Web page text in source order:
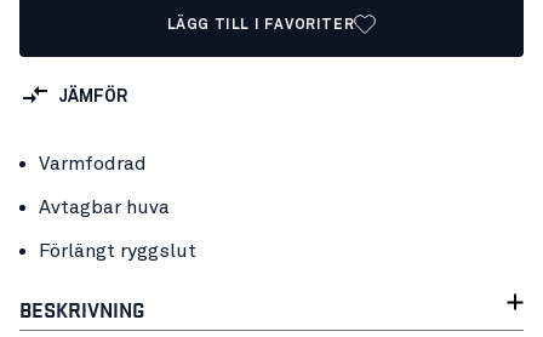
LÄGG TILL I FAVORITER
JÄMFÖR
Varmfodrad
Avtagbar huva
Förlängt ryggslut
BESKRIVNING